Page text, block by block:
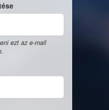
ezt az e-mail